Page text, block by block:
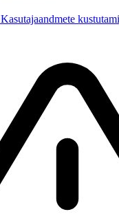
Kasutajaandmete